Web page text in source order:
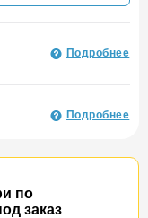
Подробнее
Подробнее
по
заказ